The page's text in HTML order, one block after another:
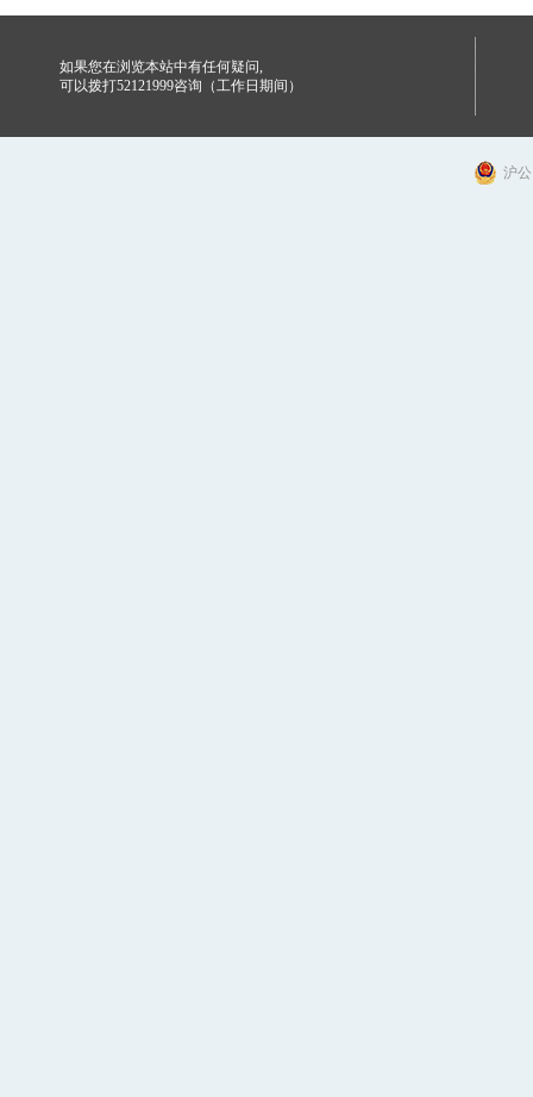
如果您在浏览本站中有任何疑问,
可以拨打52121999咨询（工作日期间）
沪公